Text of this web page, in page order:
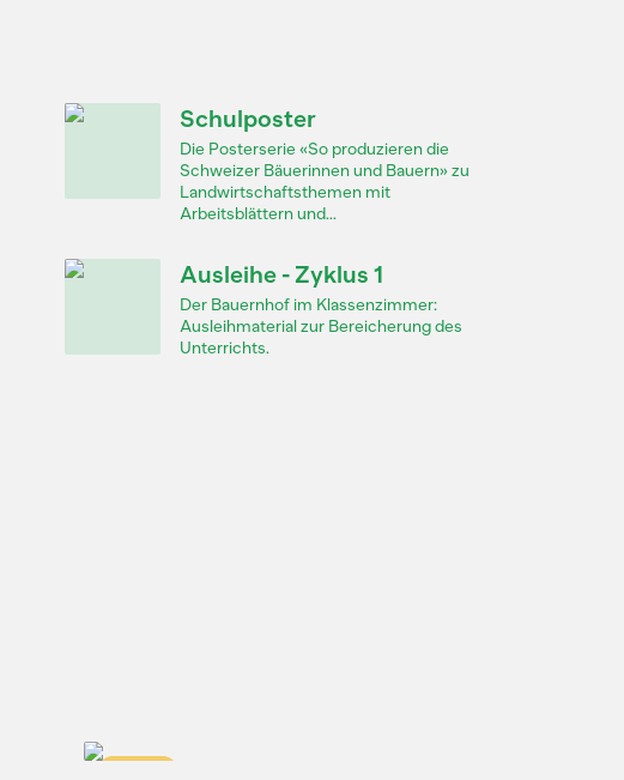
Schulposter
Die Posterserie «So produzieren die
Schweizer Bäuerinnen und Bauern» zu
Landwirtschaftsthemen mit
Arbeitsblättern und...
Ausleihe - Zyklus 1
Der Bauernhof im Klassenzimmer:
Ausleihmaterial zur Bereicherung des
Unterrichts.